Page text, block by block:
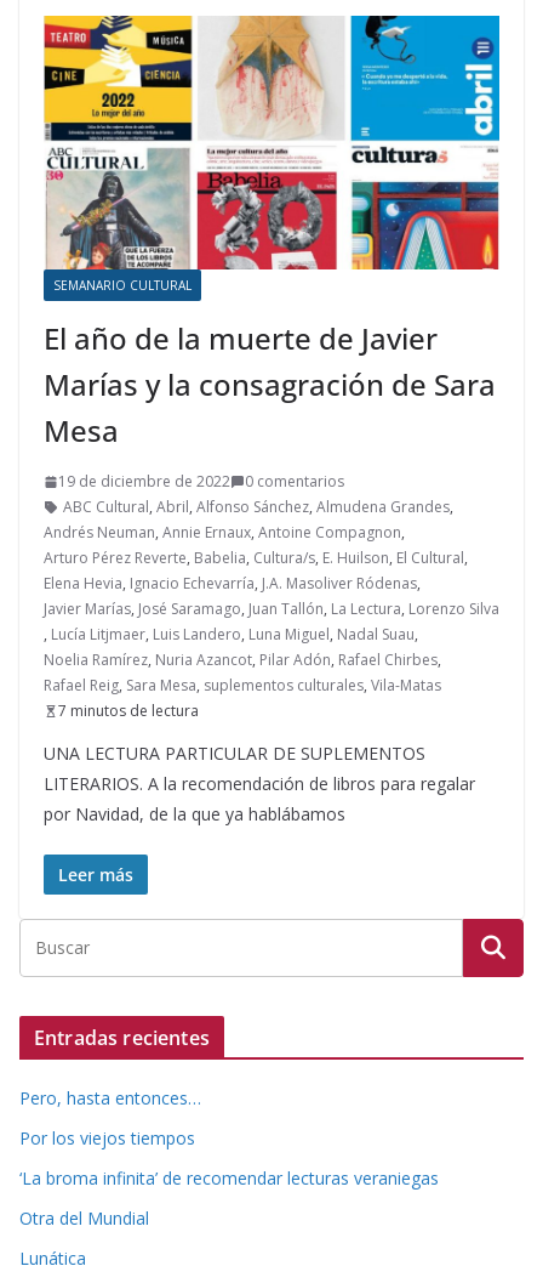
SEMANARIO CULTURAL
El año de la muerte de Javier
Marías y la consagración de Sara
Mesa
19 de diciembre de 2022
0 comentarios
ABC Cultural, Abril, Alfonso Sánchez, Almudena Grandes,
Andrés Neuman, Annie Ernaux, Antoine Compagnon,
Arturo Pérez Reverte, Babelia, Cultura/s, E. Huilson, El Cultural,
Elena Hevia, Ignacio Echevarría, J.A. Masoliver Ródenas,
Javier Marías, José Saramago, Juan Tallón, La Lectura, Lorenzo Silva
, Lucía Litjmaer, Luis Landero, Luna Miguel, Nadal Suau,
Noelia Ramírez, Nuria Azancot, Pilar Adón, Rafael Chirbes,
Rafael Reig, Sara Mesa, suplementos culturales, Vila-Matas
7 minutos de lectura
UNA LECTURA PARTICULAR DE SUPLEMENTOS
LITERARIOS. A la recomendación de libros para regalar
por Navidad, de la que ya hablábamos
Leer más
Entradas recientes
Pero, hasta entonces…
Por los viejos tiempos
‘La broma infinita’ de recomendar lecturas veraniegas
Otra del Mundial
Lunática